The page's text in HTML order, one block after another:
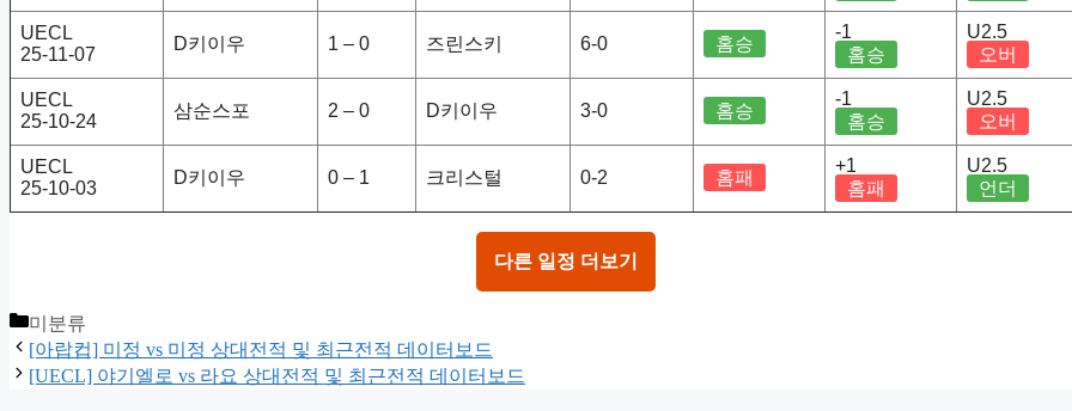
UECL
25-11-07
D키이우 1 – 0 즈린스키 6-0 홈승
-1
홈승
U2.5
오버
UECL
25-10-24
삼순스포 2 – 0 D키이우 3-0 홈승
-1
홈승
U2.5
오버
UECL
25-10-03
D키이우 0 – 1 크리스털 0-2 홈패
+1
홈패
U2.5
언더
다른 일정 더보기
Categories
미분류
[아랍컵] 미정 vs 미정 상대전적 및 최근전적 데이터보드
[UECL] 야기엘로 vs 라요 상대전적 및 최근전적 데이터보드